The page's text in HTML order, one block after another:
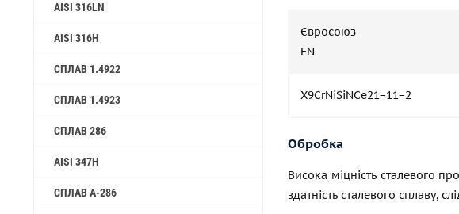
AISI 316LN
AISI 316H
СПЛАВ 1.4922
СПЛАВ 1.4923
СПЛАВ 286
AISI 347H
СПЛАВ A-286
Євросоюз
EN
X9CrNiSiNCe21−11−2
Обробка
Висока міцність сталевого
здатність сталевого сплаву,